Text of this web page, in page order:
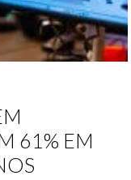
61% EM